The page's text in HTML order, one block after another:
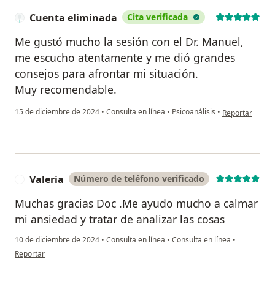
Cuenta eliminada Cita verificada
Me gustó mucho la sesión con el Dr. Manuel,
me escucho atentamente y me dió grandes
consejos para afrontar mi situación.
Muy recomendable.
15 de diciembre de 2024 • Consulta en línea • Psicoanálisis • en opinión del
Reportar
Valeria Número de teléfono verificado
Muchas gracias Doc .Me ayudo mucho a calmar
mi ansiedad y tratar de analizar las cosas
10 de diciembre de 2024 • Consulta en línea • Consulta en línea •
en opinión del usuario Valeria
Reportar